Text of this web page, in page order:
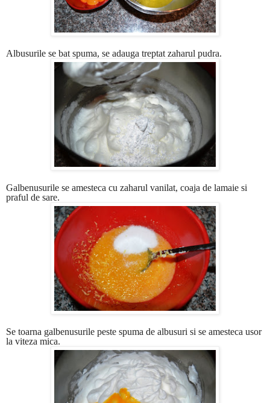
Albusurile se bat spuma, se adauga treptat zaharul pudra.
Galbenusurile se amesteca cu zaharul vanilat, coaja de lamaie si
praful de sare.
Se toarna galbenusurile peste spuma de albusuri si se amesteca usor
la viteza mica.